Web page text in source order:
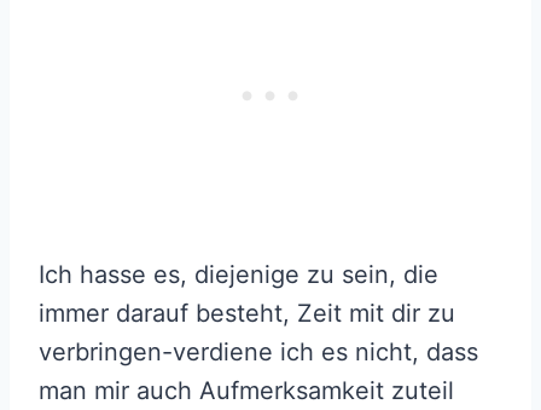
Ich hasse es, diejenige zu sein, die
immer darauf besteht, Zeit mit dir zu
verbringen-verdiene ich es nicht, dass
man mir auch Aufmerksamkeit zuteil